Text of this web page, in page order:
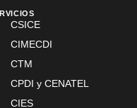
CSICE
CIMECDI
CTM
CPDI y CENATEL
CIES